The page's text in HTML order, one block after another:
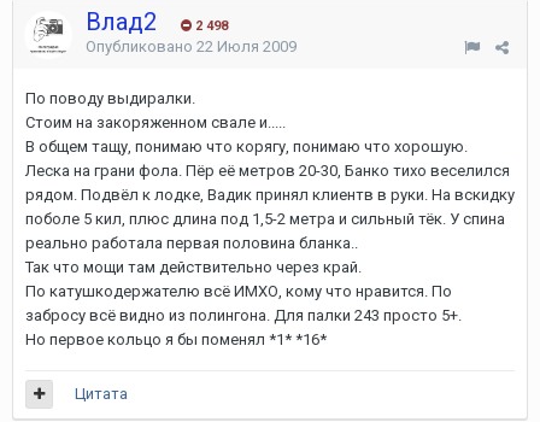
Влад2 2 498
Опубликовано 22 Июля 2009
По поводу выдиралки.
Стоим на закоряженном свале и.....
В общем тащу, понимаю что корягу, понимаю что хорошую.
Леска на грани фола. Пёр её метров 20-30, Банко тихо веселился
рядом. Подвёл к лодке, Вадик принял клиентв в руки. На вскидку
поболе 5 кил, плюс длина под 1,5-2 метра и сильный тёк. У спина
реально работала первая половина бланка..
Так что мощи там действительно через край.
По катушкодержателю всё ИМХО, кому что нравится. По
забросу всё видно из полингона. Для палки 243 просто 5+.
Но первое кольцо я бы поменял *1* *16*
Цитата